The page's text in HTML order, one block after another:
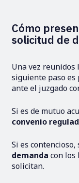
Cómo
solicitud de
Una vez reunidos
siguiente paso
ante el juzgado
Si es de mutuo
convenio
Si es
demanda con los
solicitan.